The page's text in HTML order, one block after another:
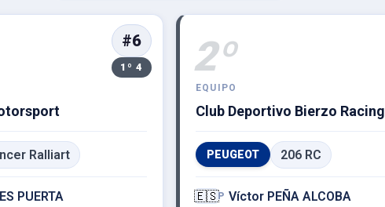
#6
1º 4
Ralliart
PUERTA
2º
EQUIPO
Club Deportivo Bierzo Racing
PEUGEOT 206 RC
🇪🇸P Víctor PEÑA ALCOBA